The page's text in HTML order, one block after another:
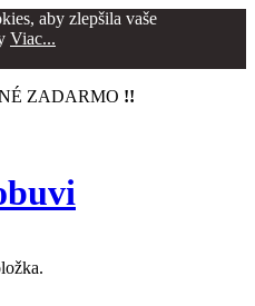
aby zlepšila vaše
Viac...
ZADARMO !!